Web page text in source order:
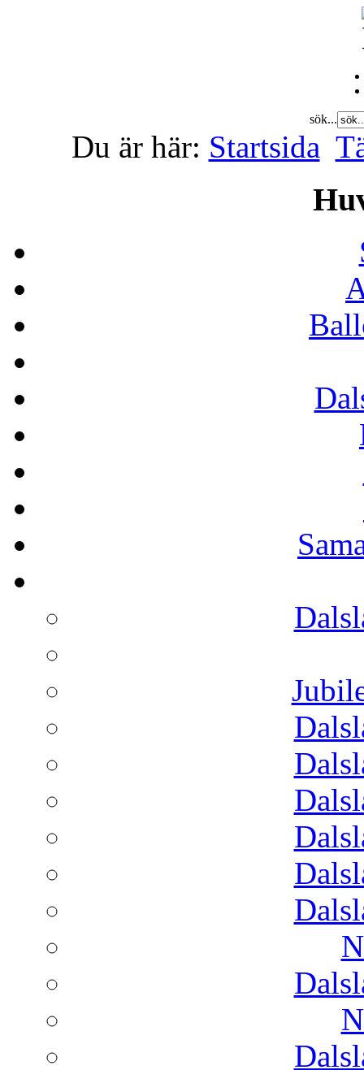
sök...
Du är här: Startsida